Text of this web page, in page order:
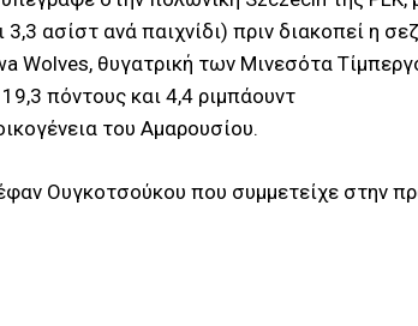
3,3 ασίστ ανά παιχνίδι) πριν διακοπεί η
Wolves, θυγατρική των Μινεσότα
πόντους και 4,4 ριμπάουντ
του Αμαρουσίου.
Ουγκοτσούκου που συμμετείχε στην